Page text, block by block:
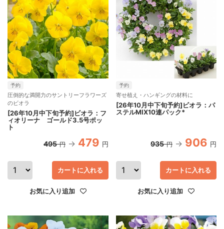
予約
圧倒的な満開力のサントリーフラワーズ
のビオラ
[26年10月中下旬予約]ビオラ：フ
ィオリーナ ゴールド3.5号ポッ
ト
495 円 479 円
お気に入り追加
カートに入れる
予約
寄せ植え・ハンギングの材料に
[26年10月中下旬予約]ビオラ：パ
ステルMIX10連パック*
935 円 906 円
お気に入り追加
カートに入れる